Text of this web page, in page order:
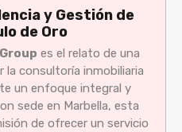
y Gestión de
de Oro
es el relato de una
la consultoría inmobiliaria
un enfoque integral y
sede en Marbella, esta
de ofrecer un servicio